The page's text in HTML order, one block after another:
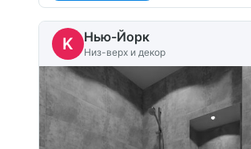
K Нью-Йорк
Низ-верх и декор